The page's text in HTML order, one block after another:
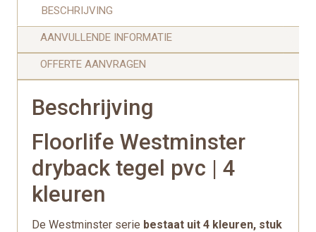
BESCHRIJVING
AANVULLENDE INFORMATIE
OFFERTE AANVRAGEN
Beschrijving
Floorlife Westminster
dryback tegel pvc | 4
kleuren
De Westminster serie bestaat uit 4 kleuren, stuk